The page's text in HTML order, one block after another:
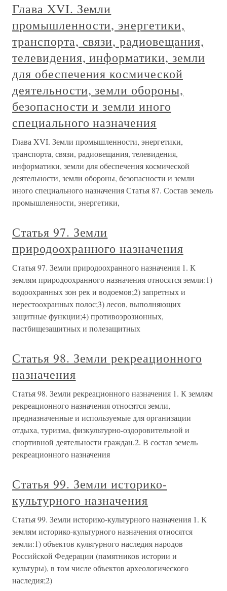
Глава XVI. Земли
промышленности, энергетики,
транспорта, связи, радиовещания,
телевидения, информатики, земли
для обеспечения космической
деятельности, земли обороны,
безопасности и земли иного
специального назначения
Глава XVI. Земли промышленности, энергетики,
транспорта, связи, радиовещания, телевидения,
информатики, земли для обеспечения космической
деятельности, земли обороны, безопасности и земли
иного специального назначения Статья 87. Состав земель
промышленности, энергетики,
Статья 97. Земли
природоохранного назначения
Статья 97. Земли природоохранного назначения 1. К
землям природоохранного назначения относятся земли:1)
водоохранных зон рек и водоемов;2) запретных и
нерестоохранных полос;3) лесов, выполняющих
защитные функции;4) противоэрозионных,
пастбищезащитных и полезащитных
Статья 98. Земли рекреационного
назначения
Статья 98. Земли рекреационного назначения 1. К землям
рекреационного назначения относятся земли,
предназначенные и используемые для организации
отдыха, туризма, физкультурно-оздоровительной и
спортивной деятельности граждан.2. В состав земель
рекреационного назначения
Статья 99. Земли историко-
культурного назначения
Статья 99. Земли историко-культурного назначения 1. К
землям историко-культурного назначения относятся
земли:1) объектов культурного наследия народов
Российской Федерации (памятников истории и
культуры), в том числе объектов археологического
наследия;2)